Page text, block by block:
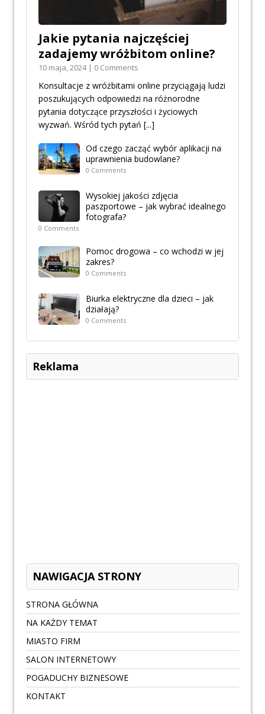
Jakie pytania najczęściej
zadajemy wróżbitom online?
10 maja, 2024 | 0 Comments
Konsultacje z wróżbitami online przyciągają ludzi
poszukujących odpowiedzi na różnorodne
pytania dotyczące przyszłości i życiowych
wyzwań. Wśród tych pytań [...]
Od czego zacząć wybór aplikacji na
uprawnienia budowlane?
0 Comments
Wysokiej jakości zdjęcia
paszportowe – jak wybrać idealnego
fotografa?
0 Comments
Pomoc drogowa – co wchodzi w jej
zakres?
0 Comments
Biurka elektryczne dla dzieci – jak
działają?
0 Comments
Reklama
NAWIGACJA STRONY
STRONA GŁÓWNA
NA KAŻDY TEMAT
MIASTO FIRM
SALON INTERNETOWY
POGADUCHY BIZNESOWE
KONTAKT